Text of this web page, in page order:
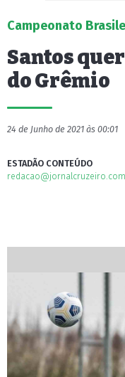
Campeonato
Santos
do Grêmio
24 de Junho de 2021 às 00:01
ESTADÃO CONTEÚDO